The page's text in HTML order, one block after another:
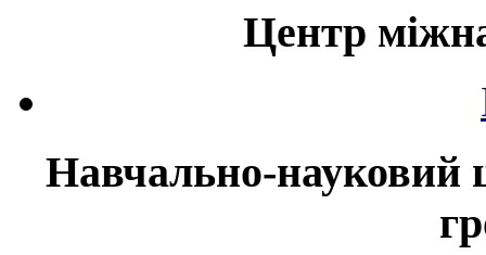
Центр
Навчально-науковий